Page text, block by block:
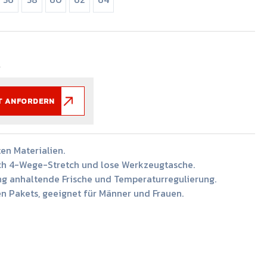
ANFORDERN
Materialien.
4-Wege-Stretch und lose Werkzeugtasche.
anhaltende Frische und Temperaturregulierung.
Pakets, geeignet für Männer und Frauen.